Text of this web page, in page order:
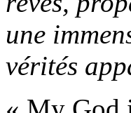
une
vérités